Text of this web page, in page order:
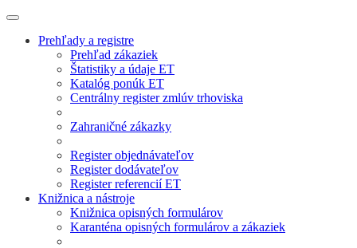
Prehľady a registre
Prehľad zákaziek
Štatistiky a údaje ET
Katalóg ponúk ET
Centrálny register zmlúv trhoviska
Zahraničné zákazky
Register objednávateľov
Register dodávateľov
Register referencií ET
Knižnica a nástroje
Knižnica opisných formulárov
Karanténa opisných formulárov a zákaziek